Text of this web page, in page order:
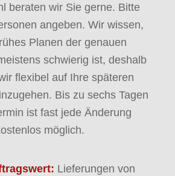
beraten wir Sie gerne. Bitte
angeben. Wir wissen,
Planen der genauen
schwierig ist, deshalb
flexibel auf Ihre späteren
Bis zu sechs Tagen
ist fast jede Änderung
möglich.
Lieferungen von